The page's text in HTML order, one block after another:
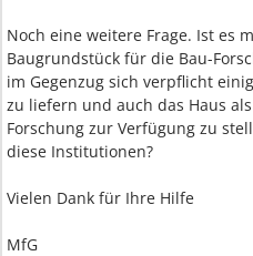
Noch eine weitere Frage. Ist es
Baugrundstück für die Bau-
im Gegenzug sich verpflicht
zu liefern und auch das Haus
Forschung zur Verfügung zu
diese Institutionen?
Vielen Dank für Ihre Hilfe
MfG